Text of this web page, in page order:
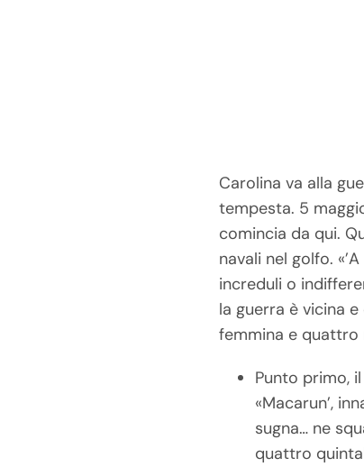
Carolina va alla
tempesta. 5
comincia da qui.
navali nel golfo.
increduli o
la guerra è vicina
femmina e quattro
Punto primo,
«Macarun’,
sugna… ne
quattro